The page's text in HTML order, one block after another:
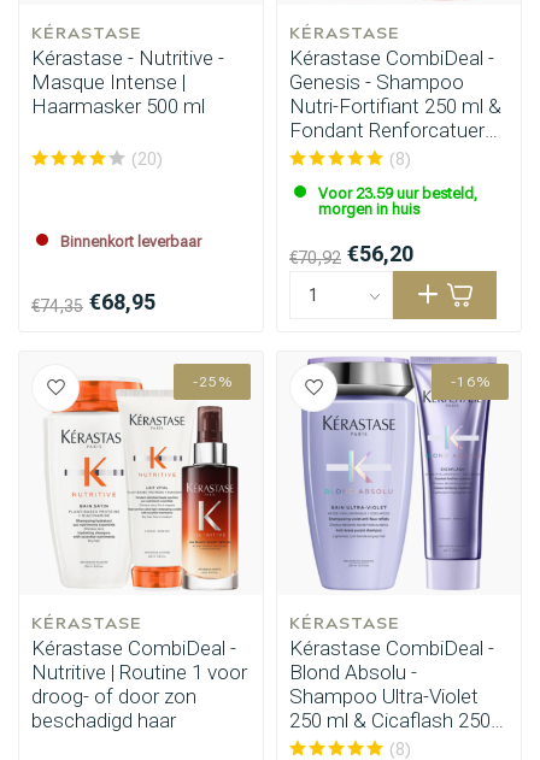
KÉRASTASE
Kérastase - Nutritive -
Masque Intense |
Haarmasker 500 ml
(20)
Binnenkort leverbaar
€74,35 €68,95
KÉRASTASE
Kérastase CombiDeal -
Genesis - Shampoo
Nutri-Fortifiant 250 ml &
Fondant Renforcatuer
200ml
(8)
Voor 23.59 uur besteld,
morgen in huis
€70,92 €56,20
-25%
KÉRASTASE
Kérastase CombiDeal -
Nutritive | Routine 1 voor
droog- of door zon
beschadigd haar
-16%
KÉRASTASE
Kérastase CombiDeal -
Blond Absolu -
Shampoo Ultra-Violet
250 ml & Cicaflash 250
ml
(8)